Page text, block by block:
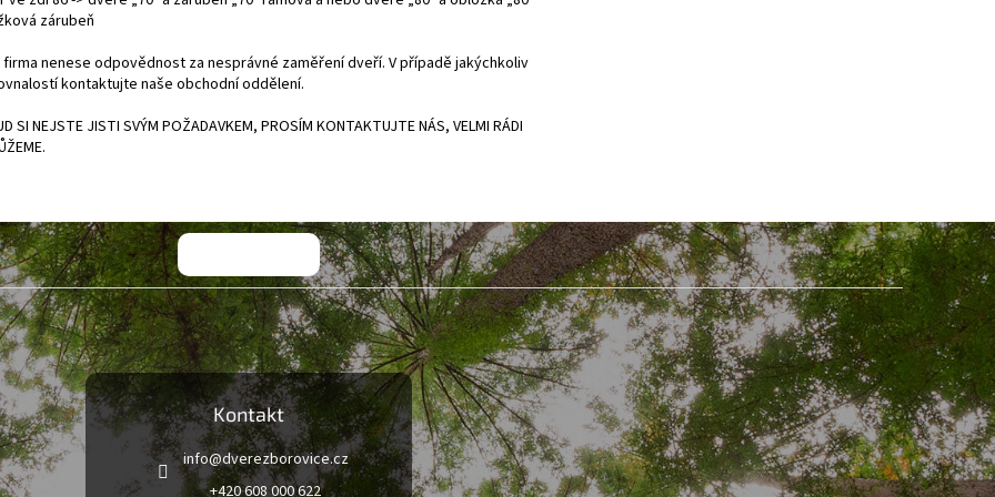
zárubeň
firma nenese odpovědnost za nesprávné zaměření dveří. V případě jakýchkoliv
kontaktujte naše obchodní oddělení.
SI NEJSTE JISTI SVÝM POŽADAVKEM, PROSÍM KONTAKTUJTE NÁS, VELMI RÁDI
Kontakt
info@dverezborovice.cz
+420 608 000 622